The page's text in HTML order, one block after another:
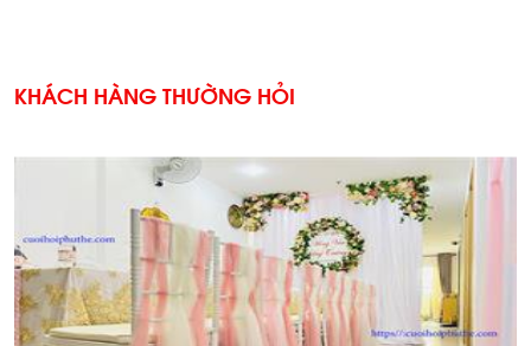
KHÁCH HÀNG THƯỜNG HỎI
'